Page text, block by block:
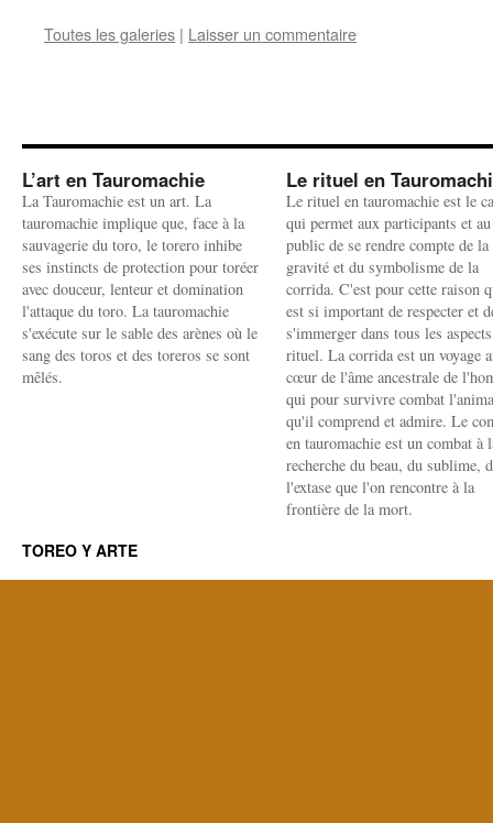
Toutes les galeries | Laisser un commentaire
L’art en Tauromachie
La Tauromachie est un art. La
tauromachie implique que, face à la
sauvagerie du toro, le torero inhibe
ses instincts de protection pour toréer
avec douceur, lenteur et domination
l'attaque du toro. La tauromachie
s'exécute sur le sable des arènes où le
sang des toros et des toreros se sont
mêlés.
Le rituel en
Le rituel en tauromachie est le
qui permet aux participants et au
public de se rendre compte de la
gravité et du symbolisme de la
corrida. C'est pour cette raison
est si important de respecter et
s'immerger dans tous les
rituel. La corrida est un voyage
cœur de l'âme ancestrale de
qui pour survivre combat
qu'il comprend et admire. Le
en tauromachie est un combat à
recherche du beau, du sublime,
l'extase que l'on rencontre à la
frontière de la mort.
TOREO Y ARTE